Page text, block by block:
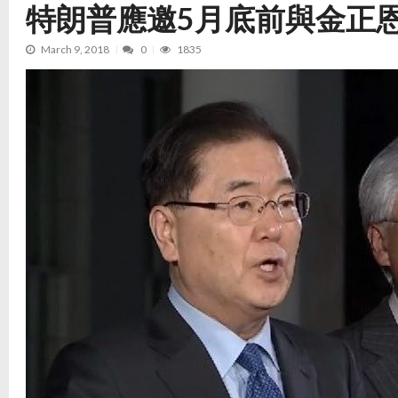
特朗普應邀5月底前與金正
March 9, 2018 0 1835